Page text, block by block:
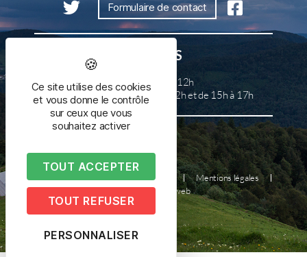
Formulaire de contact
HORAIRES
Lundi, mercredi et samedi de 8h à 12h
Mardi, jeudi et vendredi de 8h à 12h et de 15h à 17h
Nous contacter
Mentions légales
Réalisé par illicoweb
Ce site utilise des cookies
et vous donne le contrôle
sur ceux que vous
souhaitez activer
TOUT ACCEPTER
TOUT REFUSER
PERSONNALISER